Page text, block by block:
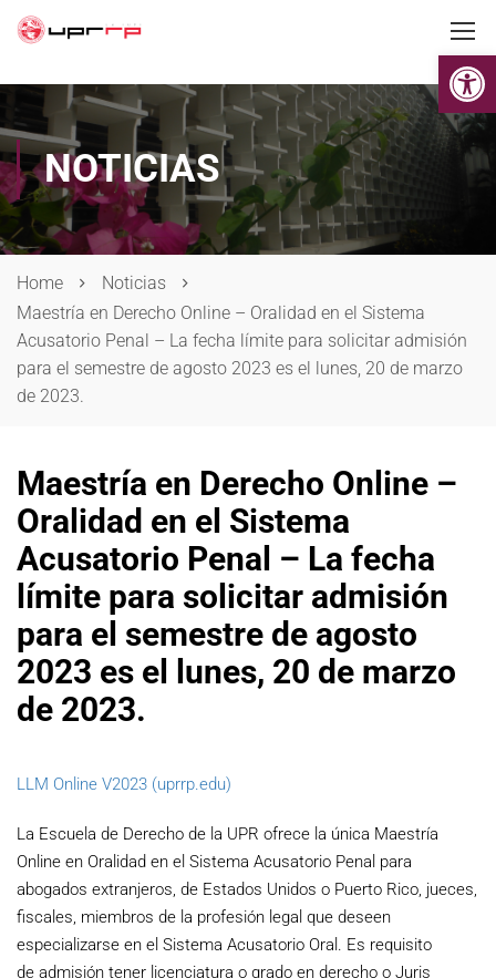
NOTICIAS
Home
Noticias
Maestría en Derecho Online – Oralidad en el Sistema
Acusatorio Penal – La fecha límite para solicitar admisión
para el semestre de agosto 2023 es el lunes, 20 de marzo
de 2023.
Maestría en Derecho Online –
Oralidad en el Sistema
Acusatorio Penal – La fecha
límite para solicitar admisión
para el semestre de agosto
2023 es el lunes, 20 de marzo
de 2023.
LLM Online V2023 (uprrp.edu)
La Escuela de Derecho de la UPR ofrece la única Maestría
Online en Oralidad en el Sistema Acusatorio Penal para
abogados extranjeros, de Estados Unidos o Puerto Rico, jueces,
fiscales, miembros de la profesión legal que deseen
especializarse en el Sistema Acusatorio Oral. Es requisito
de admisión tener licenciatura o grado en derecho o Juris